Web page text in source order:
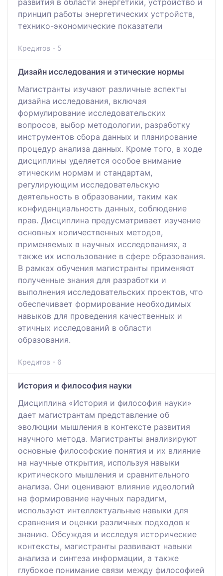
развития в области энергетики, устройство и
принцип работы энергетических устройств,
технико-экономические показатели
Кредитов - 5
Дизайн исследования и этические нормы
Магистранты изучают различные аспекты
дизайна исследования, включая
формулирование исследовательских
вопросов, выбор методологии, разработку
инструментов сбора данных и планирование
процедур анализа данных. Кроме того, в ходе
дисциплины уделяется особое внимание
этическим нормам и стандартам,
регулирующим исследовательскую
деятельность в образовании, таким как
конфиденциальность данных, соблюдение
прав. Дисциплина предусматривает изучение
основных количественных методов,
применяемых в научных исследованиях, а
также их использование в сфере образования.
В рамках обучения магистранты применяют
полученные знания для разработки и
выполнения исследовательских проектов, что
обеспечивает формирование необходимых
навыков для проведения качественных и
этичных исследований в области
образования.
Кредитов - 6
История и философия науки
Дисциплина «История и философия науки»
дает магистрантам представление об
эволюции мышления в контексте развития
научного метода. Магистранты анализируют
основные философские понятия и их влияние
на научные открытия, используя навыки
критического мышления и сравнительного
анализа. Они оценивают влияние идеологий
на формирование научных парадигм,
используют интеллектуальные навыки для
сравнения и оценки различных подходов к
знанию. Обсуждая и исследуя исторические
контексты, магистранты развивают навыки
анализа и синтеза информации, а также
глубокое понимание связи между философией